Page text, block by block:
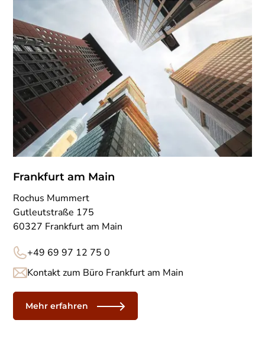
Frankfurt am Main
Rochus Mummert
Gutleutstraße 175
60327 Frankfurt am Main
+49 69 97 12 75 0
Kontakt zum Büro Frankfurt am Main
Mehr erfahren